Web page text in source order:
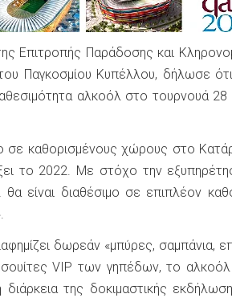
Επιτροπής Παράδοσης και
Παγκοσμίου Κυπέλλου, δήλωσε
αλκοόλ στο τουρνουά
σε καθορισμένους χώρους στο
το 2022. Με στόχο την
είναι διαθέσιμο σε επιπλέον
δωρεάν «μπύρες, σαμπάνια,
σουίτες VIP των γηπέδων, το
της δοκιμαστικής